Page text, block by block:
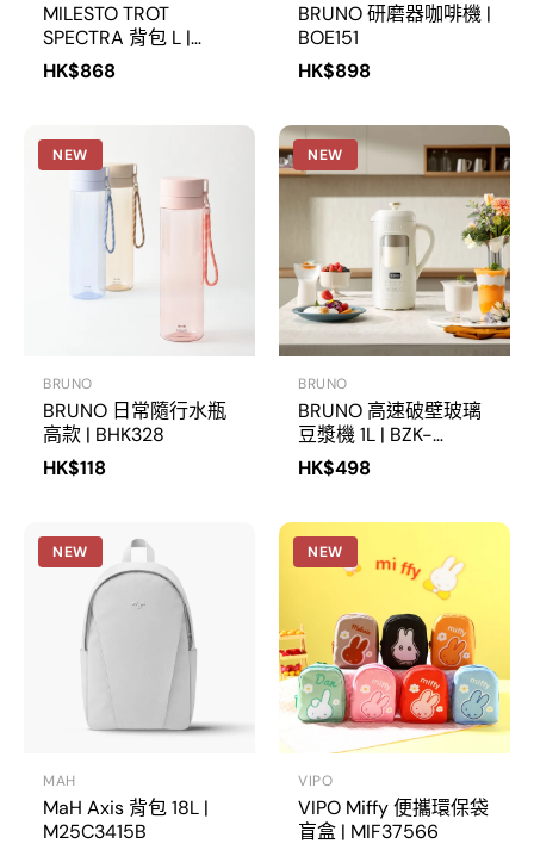
MILESTO TROT
SPECTRA 背包 L |
MLS957
HK$868
BRUNO 研磨器咖啡機 |
BOE151
HK$898
NEW
BRUNO
BRUNO 日常隨行水瓶
高款 | BHK328
HK$118
NEW
BRUNO
BRUNO 高速破壁玻璃
豆漿機 1L | BZK-
DJ05HK (預訂：約8月
25到貨)
HK$498
NEW
MAH
MaH Axis 背包 18L |
M25C3415B
NEW
VIPO
VIPO Miffy 便攜環保袋
盲盒 | MIF37566